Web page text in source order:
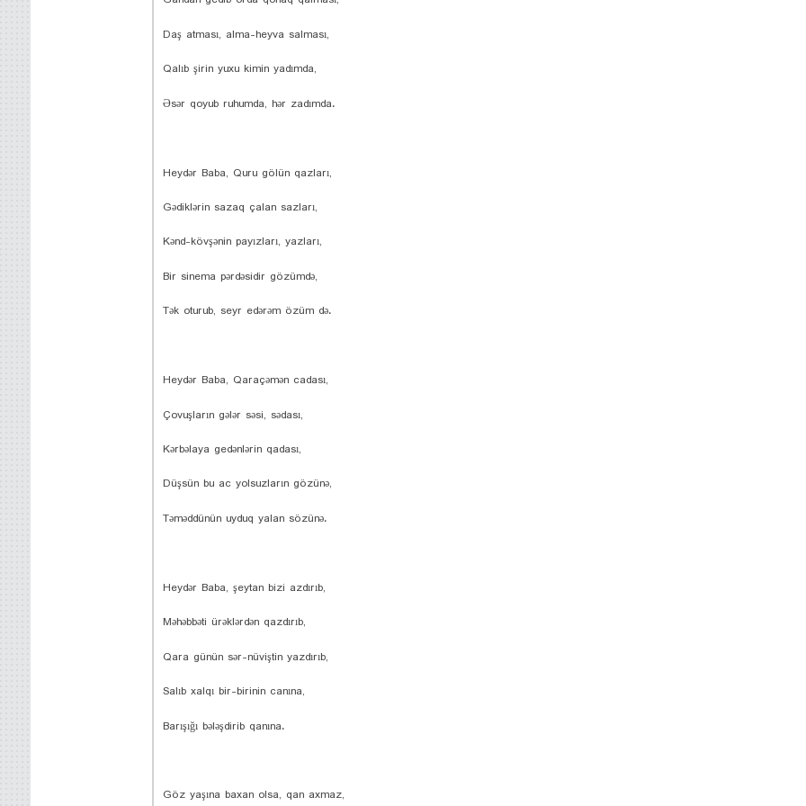
Daş atması, alma-heyva salması,
Qalıb şirin yuxu kimin yadımda,
Əsər qoyub ruhumda, hər zadımda.
Heydər Baba, Quru gölün qazları,
Gədiklərin sazaq çalan sazları,
Kənd-kövşənin payızları, yazları,
Bir sinema pərdəsidir gözümdə,
Tək oturub, seyr edərəm özüm də.
Heydər Baba, Qaraçəmən cadası,
Çovuşların gələr səsi, sədası,
Kərbəlaya gedənlərin qadası,
Düşsün bu ac yolsuzların gözünə,
Təməddünün uyduq yalan sözünə.
Heydər Baba, şeytan bizi azdırıb,
Məhəbbəti ürəklərdən qazdırıb,
Qara günün sər-nüviştin yazdırıb,
Salıb xalqı bir-birinin canına,
Barışığı bələşdirib qanına.
Göz yaşına baxan olsa, qan axmaz,